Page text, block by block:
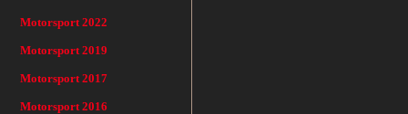
Motorsport 2022
Motorsport 2019
Motorsport 2017
Motorsport 2016